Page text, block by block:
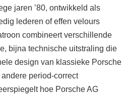
jaren ’80, ontwikkeld als
lederen of effen velours
combineert verschillende
bijna technische uitstraling die
design van klassieke Porsche
period-correct
hoe Porsche AG